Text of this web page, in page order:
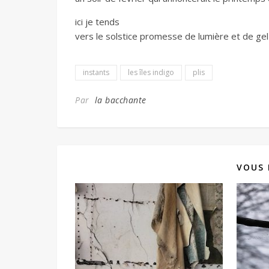
ici je tends
vers le solstice promesse de lumière et de
instants les îles indigo plis
Par la bacchante
VOUS